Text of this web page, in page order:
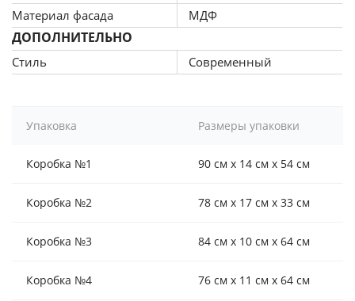
Материал фасада
МДФ
ДОПОЛНИТЕЛЬНО
Стиль Современный
Упаковка Размеры упаковки
Коробка №1 90 см x 14 см x 54 см
Коробка №2 78 см x 17 см x 33 см
Коробка №3 84 см x 10 см x 64 см
Коробка №4 76 см x 11 см x 64 см